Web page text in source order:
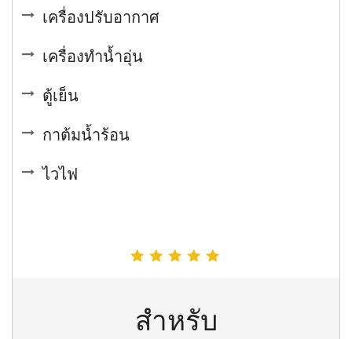
เครื่องปรับอากาศ
เครื่องทำน้ำอุ่น
ตู้เย็น
กาต้มน้ำร้อน
ไวไฟ
สำหรับ